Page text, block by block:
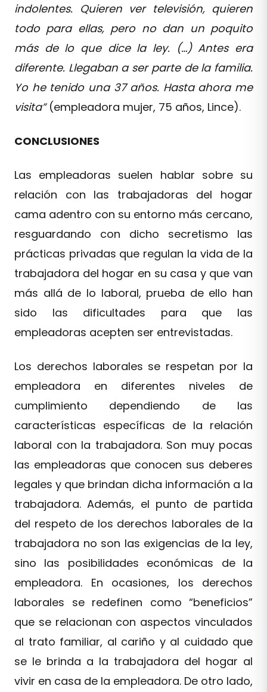
indolentes. Quieren ver televisión, quieren
todo para ellas, pero no dan un poquito
más de lo que dice la ley. (…) Antes era
diferente. Llegaban a ser parte de la familia.
Yo he tenido una 37 años. Hasta ahora me
visita”(empleadora mujer, 75 años, Lince).
CONCLUSIONES
Las empleadoras suelen hablar sobre su
relación con las trabajadoras del hogar
cama adentro con su entorno más cercano,
resguardando con dicho secretismo las
prácticas privadas que regulan la vida de la
trabajadora del hogar en su casa y que van
más allá de lo laboral, prueba de ello han
sido las dificultades para que las
empleadoras acepten ser entrevistadas.
Los derechos laborales se respetan por la
empleadora en diferentes niveles de
cumplimiento dependiendo de las
características específicas de la relación
laboral con la trabajadora. Son muy pocas
las empleadoras que conocen sus deberes
legales y que brindan dicha información a la
trabajadora. Además, el punto de partida
del respeto de los derechos laborales de la
trabajadora no son las exigencias de la ley,
sino las posibilidades económicas de la
empleadora. En ocasiones, los derechos
laborales se redefinen como “beneficios”
que se relacionan con aspectos vinculados
al trato familiar, al cariño y al cuidado que
se le brinda a la trabajadora del hogar al
vivir en casa de la empleadora. De otro lado,